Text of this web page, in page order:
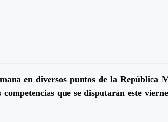
en diversos puntos de la República
que se disputarán este